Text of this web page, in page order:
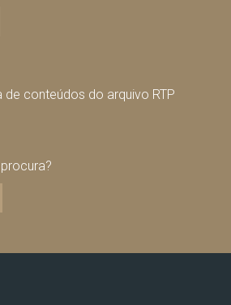
de conteúdos do arquivo RTP